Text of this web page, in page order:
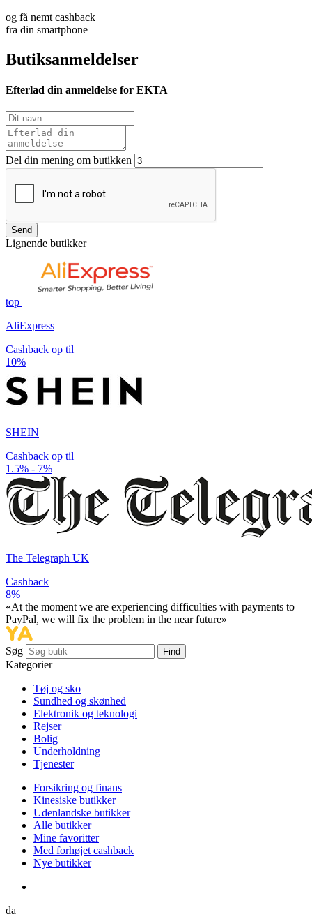
og få nemt cashback
fra din smartphone
Butiksanmeldelser
Efterlad din anmeldelse for EKTA
Del din mening om butikken
Send
Lignende butikker
top
AliExpress
Cashback op til
10%
SHEIN
Cashback op til
1.5% - 7%
The Telegraph UK
Cashback
8%
«At the moment we are experiencing difficulties with payments to
PayPal, we will fix the problem in the near future»
Søg Find
Kategorier
Tøj og sko
Sundhed og skønhed
Elektronik og teknologi
Rejser
Bolig
Underholdning
Tjenester
Forsikring og finans
Kinesiske butikker
Udenlandske butikker
Alle butikker
Mine favoritter
Med forhøjet cashback
Nye butikker
da